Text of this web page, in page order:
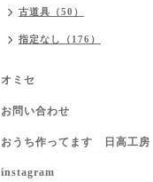
古道具（50）
指定なし（176）
オミセ
お問い合わせ
おうち作ってます 日高工房
instagram